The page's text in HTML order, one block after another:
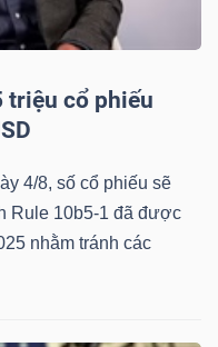
triệu cổ phiếu
4/8, số cổ phiếu sẽ
Rule 10b5-1 đã được
nhằm tránh các